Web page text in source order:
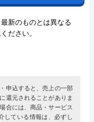
新のものとは異なる
ださい。
申込すると、売上の一部
還元されることがありま
合には、商品・サービス
している情報は、必ずし